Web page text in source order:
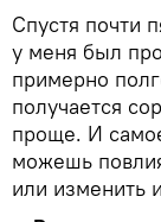
Спустя почти
у меня был
примерно
получается
проще. И
можешь
или изменить